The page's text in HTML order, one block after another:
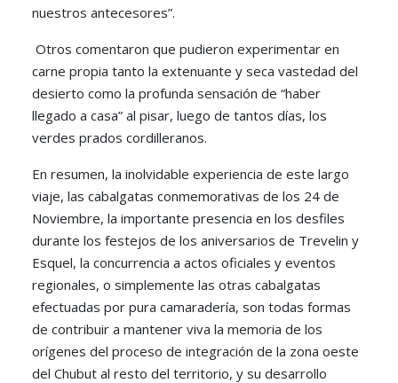
nuestros antecesores”.
Otros comentaron que pudieron experimentar en
carne propia tanto la extenuante y seca vastedad del
desierto como la profunda sensación de “haber
llegado a casa” al pisar, luego de tantos días, los
verdes prados cordilleranos.
En resumen, la inolvidable experiencia de este largo
viaje, las cabalgatas conmemorativas de los 24 de
Noviembre, la importante presencia en los desfiles
durante los festejos de los aniversarios de Trevelin y
Esquel, la concurrencia a actos oficiales y eventos
regionales, o simplemente las otras cabalgatas
efectuadas por pura camaradería, son todas formas
de contribuir a mantener viva la memoria de los
orígenes del proceso de integración de la zona oeste
del Chubut al resto del territorio, y su desarrollo